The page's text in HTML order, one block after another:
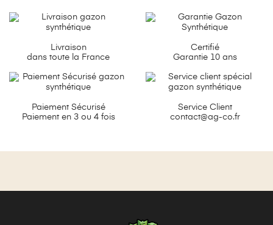
Livraison
dans toute la France
Certifié
Garantie 10 ans
Paiement Sécurisé
Paiement en 3 ou 4 fois
Service Client
contact@ag-co.fr